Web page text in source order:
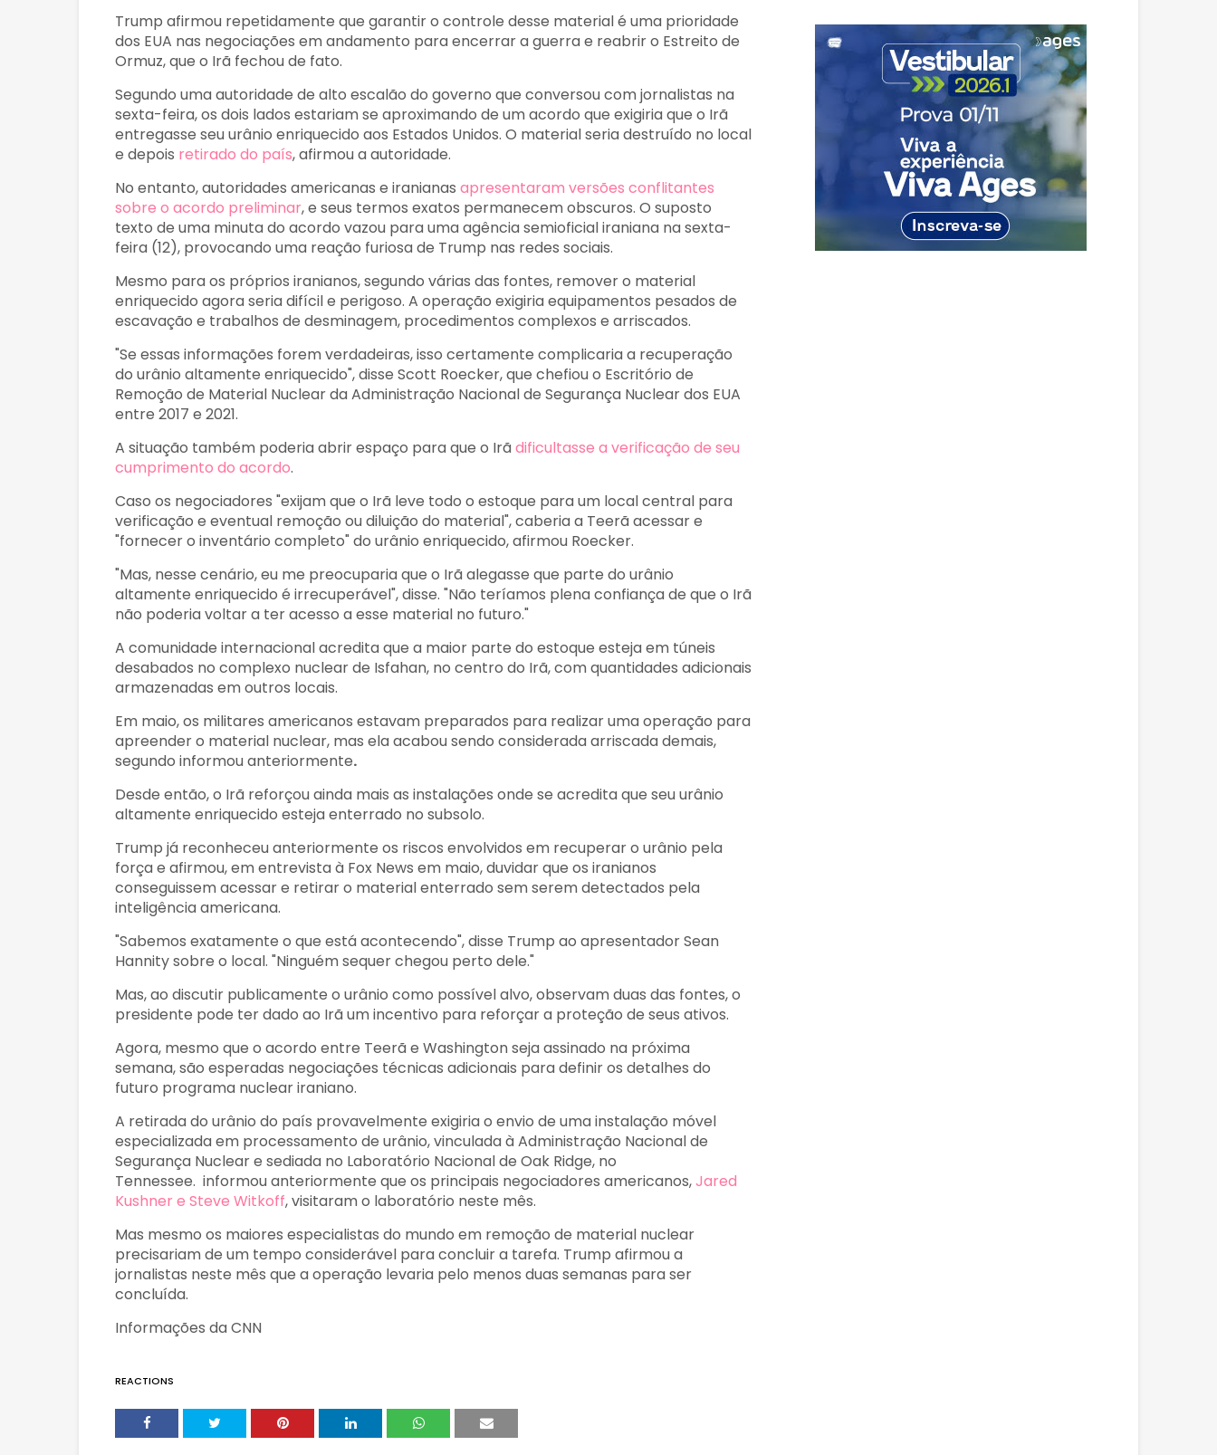
Trump afirmou repetidamente que garantir o controle desse material é uma prioridade
dos EUA nas negociações em andamento para encerrar a guerra e reabrir o Estreito de
Ormuz, que o Irã fechou de fato.
Segundo uma autoridade de alto escalão do governo que conversou com jornalistas na
sexta-feira, os dois lados estariam se aproximando de um acordo que exigiria que o Irã
entregasse seu urânio enriquecido aos Estados Unidos. O material seria destruído no local
e depois retirado do país, afirmou a autoridade.
No entanto, autoridades americanas e iranianas apresentaram versões conflitantes
sobre o acordo preliminar, e seus termos exatos permanecem obscuros. O suposto
texto de uma minuta do acordo vazou para uma agência semioficial iraniana na sexta-
feira (12), provocando uma reação furiosa de Trump nas redes sociais.
Mesmo para os próprios iranianos, segundo várias das fontes, remover o material
enriquecido agora seria difícil e perigoso. A operação exigiria equipamentos pesados de
escavação e trabalhos de desminagem, procedimentos complexos e arriscados.
"Se essas informações forem verdadeiras, isso certamente complicaria a recuperação
do urânio altamente enriquecido", disse Scott Roecker, que chefiou o Escritório de
Remoção de Material Nuclear da Administração Nacional de Segurança Nuclear dos EUA
entre 2017 e 2021.
A situação também poderia abrir espaço para que o Irãdificultasse a verificação de seu
cumprimento do acordo.
Caso os negociadores "exijam que o Irã leve todo o estoque para um local central para
verificação e eventual remoção ou diluição do material", caberia a Teerã acessar e
"fornecer o inventário completo" do urânio enriquecido, afirmou Roecker.
"Mas, nesse cenário, eu me preocuparia que o Irã alegasse que parte do urânio
altamente enriquecido é irrecuperável", disse. "Não teríamos plena confiança de que o Irã
não poderia voltar a ter acesso a esse material no futuro."
A comunidade internacional acredita que a maior parte do estoque esteja em túneis
desabados no complexo nuclear de Isfahan, no centro do Irã, com quantidades adicionais
armazenadas em outros locais.
Em maio, os militares americanos estavam preparados para realizar uma operação para
apreender o material nuclear, mas ela acabou sendo considerada arriscada demais,
segundo informou anteriormente.
Desde então, o Irã reforçou ainda mais as instalações onde se acredita que seu urânio
altamente enriquecido esteja enterrado no subsolo.
Trump já reconheceu anteriormente os riscos envolvidos em recuperar o urânio pela
força e afirmou, em entrevista à Fox News em maio, duvidar que os iranianos
conseguissem acessar e retirar o material enterrado sem serem detectados pela
inteligência americana.
"Sabemos exatamente o que está acontecendo", disse Trump ao apresentador Sean
Hannity sobre o local. "Ninguém sequer chegou perto dele."
Mas, ao discutir publicamente o urânio como possível alvo, observam duas das fontes, o
presidente pode ter dado ao Irã um incentivo para reforçar a proteção de seus ativos.
Agora, mesmo que o acordo entre Teerã e Washington seja assinado na próxima
semana, são esperadas negociações técnicas adicionais para definir os detalhes do
futuro programa nuclear iraniano.
A retirada do urânio do país provavelmente exigiria o envio de uma instalação móvel
especializada em processamento de urânio, vinculada à Administração Nacional de
Segurança Nuclear e sediada no Laboratório Nacional de Oak Ridge, no
Tennessee. informou anteriormente que os principais negociadores americanos,Jared
Kushner e Steve Witkoff, visitaram o laboratório neste mês.
Mas mesmo os maiores especialistas do mundo em remoção de material nuclear
precisariam de um tempo considerável para concluir a tarefa. Trump afirmou a
jornalistas neste mês que a operação levaria pelo menos duas semanas para ser
concluída.
Informações da CNN
REACTIONS